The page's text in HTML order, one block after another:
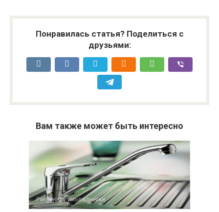
Понравилась статья? Поделиться с
друзьями:
Вам также может быть интересно
Раковины, умывальники